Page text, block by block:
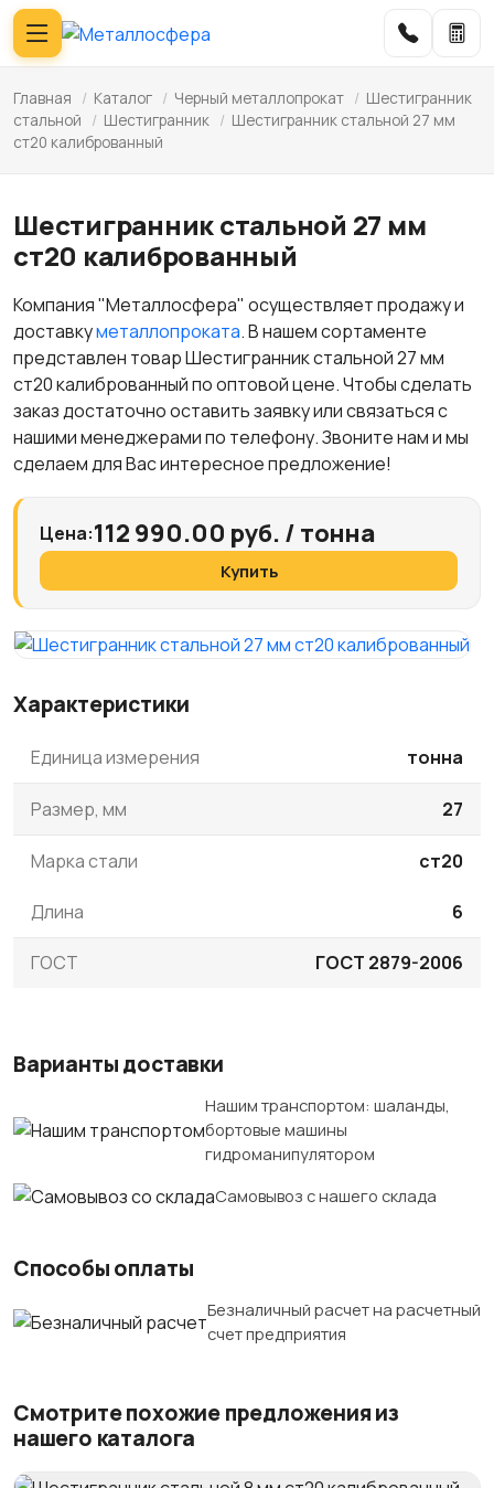
Главная / Каталог / Черный металлопрокат / Шестигранник
стальной
/ Шестигранник / Шестигранник стальной 27 мм
ст20 калиброванный
Шестигранник стальной 27 мм
ст20 калиброванный
Компания "Металлосфера" осуществляет продажу и
доставкуметаллопроката. В нашем сортаменте
представлен товар Шестигранник стальной 27 мм
ст20 калиброванный по оптовой цене. Чтобы сделать
заказ достаточно оставить заявку или связаться с
нашими менеджерами по телефону. Звоните нам и мы
сделаем для Вас интересное предложение!
Цена:112 990.00 руб. / тонна
Купить
Характеристики
Единица измерения тонна
Размер, мм 27
Марка стали ст20
Длина 6
ГОСТ ГОСТ 2879-2006
Варианты доставки
Нашим транспортом: шаланды,
бортовые машины
гидроманипулятором
Самовывоз с нашего склада
Способы оплаты
Безналичный расчет на расчетный
счет предприятия
Смотрите похожие предложения из
нашего каталога